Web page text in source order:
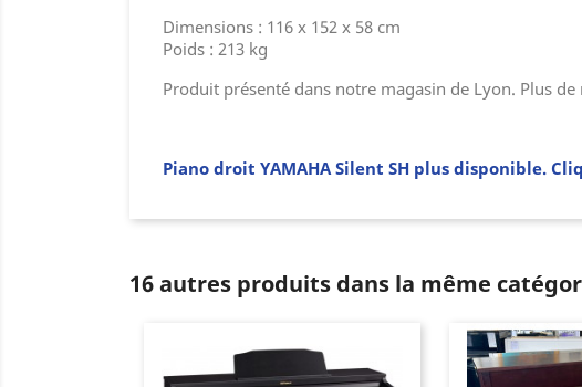
Dimensions : 116 x 152 x 58 cm
Poids : 213 kg
Produit présenté dans notre magasin de Lyon. Plus de
Piano droit YAMAHA Silent SH plus disponible.
16 autres produits dans la même